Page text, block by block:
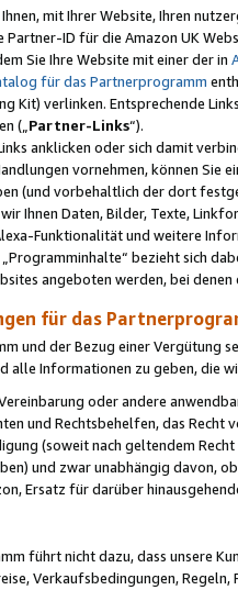
mit Ihrer Website, Ihren
ID für die Amazon UK
Sie Ihre Website mit einer der in
für das Partnerprogramm
Kit) verlinken. Entsprechende
(„ Partner-Links“).
anklicken oder sich damit
vornehmen, können Sie
(und vorbehaltlich der dort
Ihnen Daten, Bilder, Texte,
Funktionalität und weitere
bezieht sich
angeboten werden, bei
für das
und der Bezug einer Vergütung
alle Informationen zu geben, die
oder andere
und Rechtsbehelfen, das
(soweit nach geltendem
und zwar unabhängig davon,
Ersatz für darüber
führt nicht dazu, dass unsere
Verkaufsbedingungen,